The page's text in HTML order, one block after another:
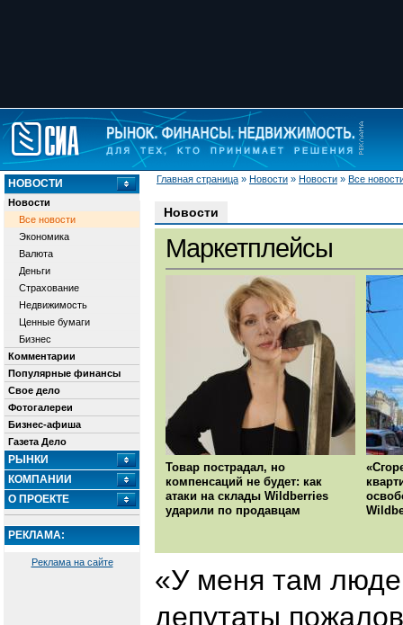
Главная страница » Новости » Новости » Все
НОВОСТИ
Новости
Все новости
Экономика
Валюта
Деньги
Страхование
Недвижимость
Ценные бумаги
Бизнес
Комментарии
Популярные финансы
Свое дело
Фотогалереи
Бизнес-афиша
Газета Дело
РЫНКИ
КОМПАНИИ
О ПРОЕКТЕ
РЕКЛАМА:
Реклама на сайте
Новости
Маркетплейсы
Товар пострадал, но
компенсаций не будет: как
атаки на склады Wildberries
ударили по продавцам
«У меня там
депутаты